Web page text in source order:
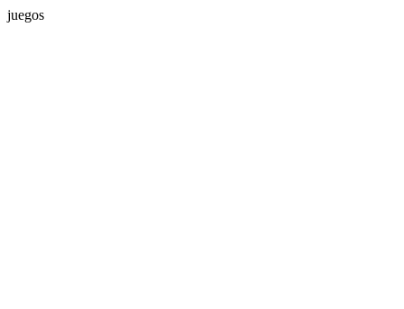
juegos